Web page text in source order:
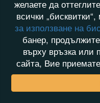
желаете да
всички
за използване на
банер,
върху връзка или
сайта, Вие